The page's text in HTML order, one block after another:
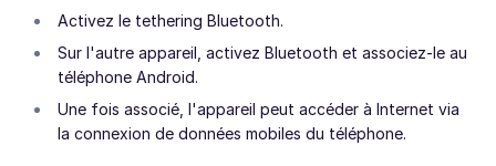
Activez le tethering Bluetooth.
Sur l'autre appareil, activez Bluetooth et associez-le au
téléphone Android.
Une fois associé, l'appareil peut accéder à Internet via
la connexion de données mobiles du téléphone.